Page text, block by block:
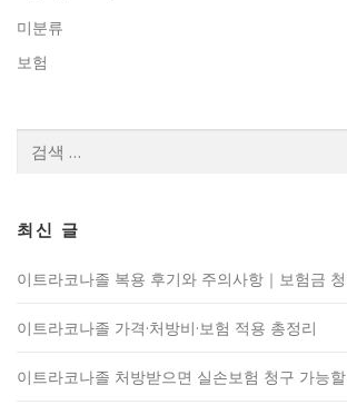
미분류
보험
최신 글
이트라코나졸 복용 후기와 주의사항｜보험금
이트라코나졸 가격·처방비·보험 적용 총정리
이트라코나졸 처방받으면 실손보험 청구 가능